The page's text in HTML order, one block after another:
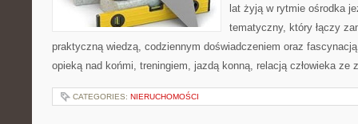
lat żyją w rytmie ośrodka
tematyczny, który łączy
praktyczną wiedzą, codziennym doświadczeniem oraz
opieką nad końmi, treningiem, jazdą konną, relacją człowieka
CATEGORIES: NIERUCHOMOŚCI